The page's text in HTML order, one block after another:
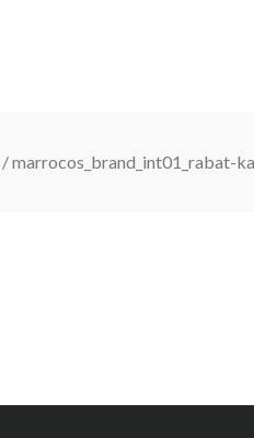
/marrocos_brand_int01_rabat-